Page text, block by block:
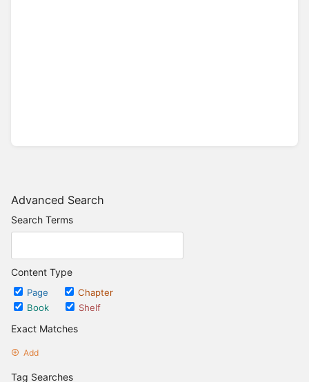
Advanced Search
Search Terms
Content Type
Page
Chapter
Book
Shelf
Exact Matches
Add
Tag Searches